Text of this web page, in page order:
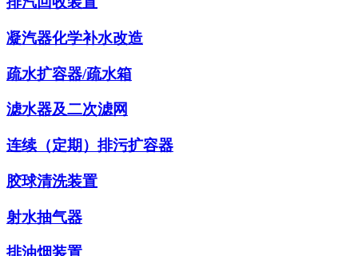
凝汽器化学补水改造
疏水扩容器/疏水箱
滤水器及二次滤网
连续（定期）排污扩容器
胶球清洗装置
射水抽气器
排油烟装置